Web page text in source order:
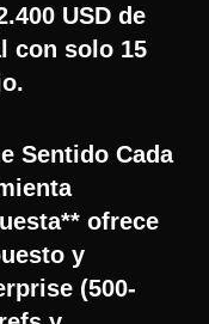
USD de
con solo 15
Sentido Cada
ofrece
y
(500-